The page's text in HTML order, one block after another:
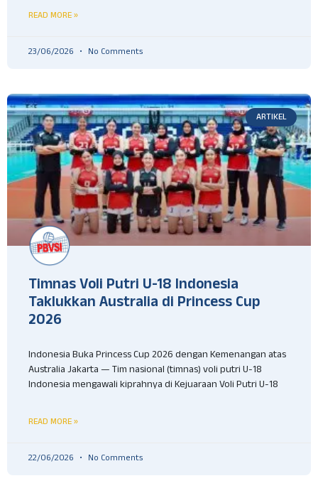
READ MORE »
23/06/2026 No Comments
ARTIKEL
Timnas Voli Putri U-18 Indonesia
Taklukkan Australia di Princess Cup
2026
Indonesia Buka Princess Cup 2026 dengan Kemenangan atas
Australia Jakarta — Tim nasional (timnas) voli putri U-18
Indonesia mengawali kiprahnya di Kejuaraan Voli Putri U-18
READ MORE »
22/06/2026 No Comments